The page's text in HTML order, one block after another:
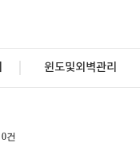
윈도및외벽관리
0건